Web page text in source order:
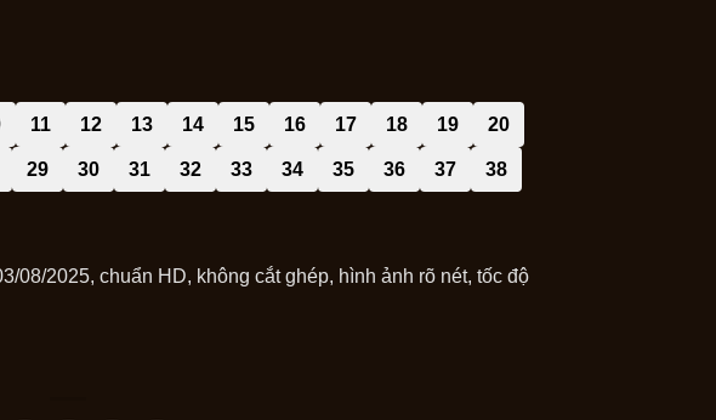
11 12 13 14 15 16 17 18 19 20
29 30 31 32 33 34 35 36 37 38
08/2025, chuẩn HD, không cắt ghép, hình ảnh rõ nét, tốc độ